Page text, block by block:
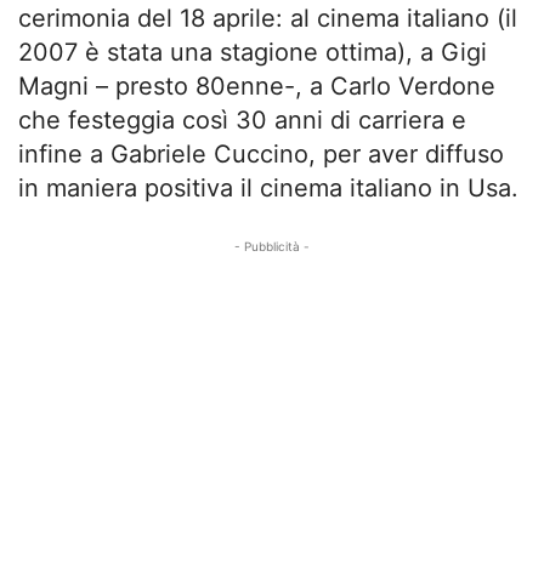
cerimonia del 18 aprile: al cinema italiano (il
2007 è stata una stagione ottima), a Gigi
Magni – presto 80enne-, a Carlo Verdone
che festeggia così 30 anni di carriera e
infine a Gabriele Cuccino, per aver diffuso
in maniera positiva il cinema italiano in Usa.
- Pubblicità -